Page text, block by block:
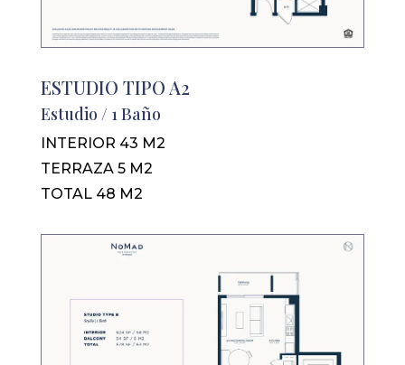
ESTUDIO TIPO A2
Estudio / 1 Baño
INTERIOR 43 M2
TERRAZA 5 M2
TOTAL 48 M2